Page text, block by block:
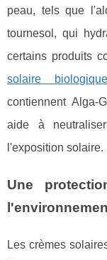
peau, tels que
tournesol, qui
certains produits
solaire biologique
contiennent Alga-
aide à
l'exposition solaire.
Une
Les crèmes